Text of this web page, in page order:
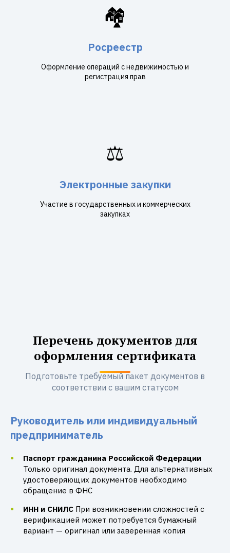
🏘️
Росреестр
Оформление операций с недвижимостью и
регистрация прав
⚖️
Электронные закупки
Участие в государственных и коммерческих
закупках
Перечень документов для
оформления сертификата
Подготовьте требуемый пакет документов в
соответствии с вашим статусом
Руководитель или индивидуальный
предприниматель
Паспорт гражданина Российской Федерации
Только оригинал документа. Для альтернативных
удостоверяющих документов необходимо
обращение в ФНС
ИНН и СНИЛС При возникновении сложностей с
верификацией может потребуется бумажный
вариант — оригинал или заверенная копия